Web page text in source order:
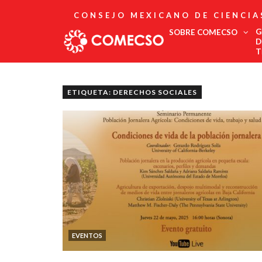
CONSEJO MEXICANO DE
SOBRE COMECSO
Asociados
Estatutos
Fundadores
Publicaciones
Comité Editorial
Boletín
ETIQUETA: DERECHOS SOCIALES
EVENTOS